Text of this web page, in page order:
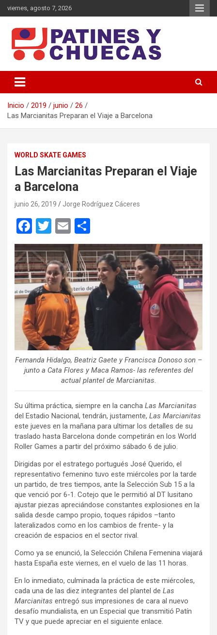
Saltar
al
viernes, agosto 7, 2026
Patines y Chuecas
Inicio 2019 junio
26
Las Marcianitas Preparan el Viaje a Barcelona
WORLD SKATE GAMES
Las Marcianitas Preparan el Viaje
a Barcelona
junio 26, 2019 Jorge Rodríguez Cáceres
F
a
ce
b
o
o
k
T
wi
tt
er
E
m
ail
o
m
p
ar
tir
Fernanda Hidalgo, Beatriz Gaete y Francisca Donoso son –
junto a Cata Flores y Maca Ramos- las referentes del
actual plantel de Marcianitas.
Su última práctica, siempre en la cancha Las Marcianitas
del Estadio Nacional, tendrán, justamente, Las Marcianitas
este jueves en la mañana para ultimar los detalles de su
traslado hasta Barcelona donde competirán en los World
Roller Games a partir del próximo sábado 6 de julio.
Dirigidas por el estratego portugués José Querido, el
representativo femenino tuvo este miércoles por la tarde
un partido, de tres tiempos, ante la Selección Sub 15 a la
que venció por 6-1. Cotejo que le permitió al DT lusitano
ajustar piezas apreciándose constantes explosiones en la
salida desde campo propio, toques rápidos –tanto
lateralizados como en los cambios de frente- y la
creación de espacios en el sector rival.
Como ya se enunció, la Selección Chilena Femenina viajará
hasta España este viernes, en el vuelo de las 11 horas.
En lo inmediato, culminada la práctica de este miércoles,
cada una de las diez integrantes del plantel de Las
Marcianitas entregó sus impresiones de cara al nuevo
desafío mundialista, en un Especial que transmitió Patín
TV y que puede apreciar en el siguiente enlace.